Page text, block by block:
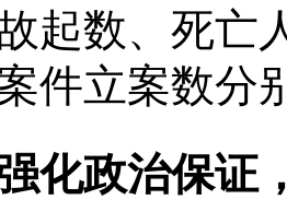
起数、死亡
件立案数分
化政治保证